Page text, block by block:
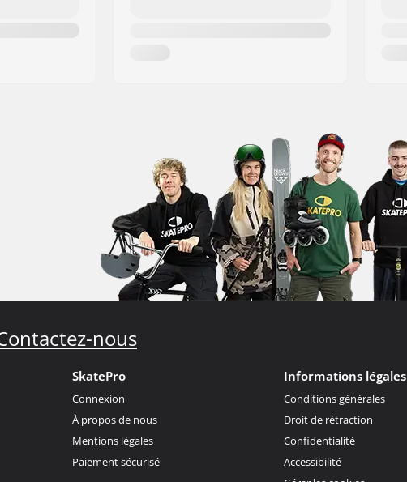
nous
SkatePro
Connexion
À propos de nous
Mentions légales
Paiement sécurisé
Informations légales
Conditions générales
Droit de rétraction
Confidentialité
Accessibilité